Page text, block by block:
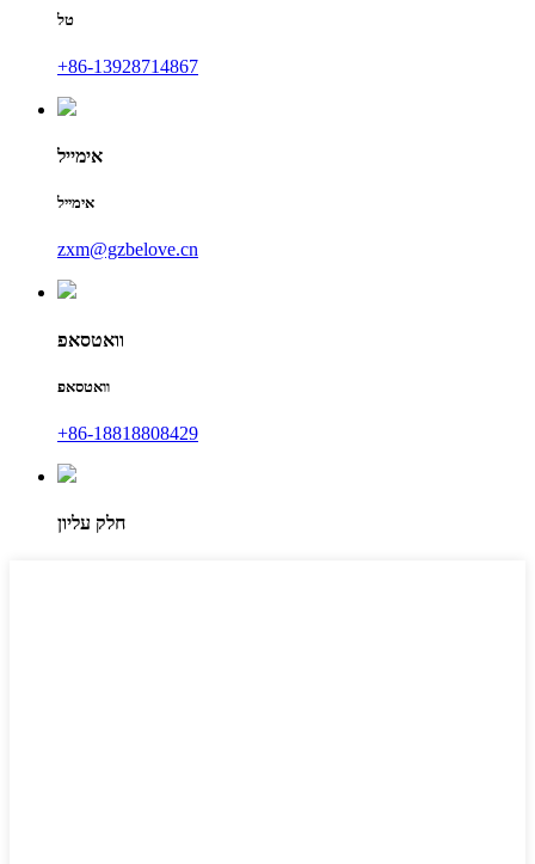
טל
+86-13928714867
אימייל
אימייל
zxm@gzbelove.cn
וואטסאפ
וואטסאפ
+86-18818808429
חלק עליון